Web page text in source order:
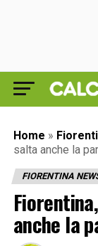
Home »
salta anche la
FIORENTINA
anche la